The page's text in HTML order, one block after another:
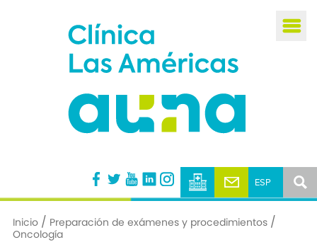
Inicio/ Preparación de exámenes y procedimientos/
Oncología